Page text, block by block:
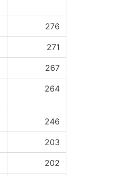
276
271
267
264
246
203
202